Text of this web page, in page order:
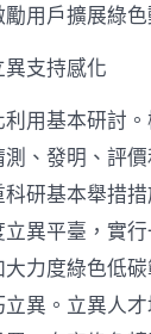
用戶擴展綠色
支持感化
利用基本研討
、發明、評
研基本舉措
異平臺，實
力度綠色低
異。立異人